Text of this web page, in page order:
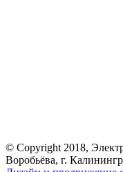
© Copyright 2018,
Воробьёва, г.